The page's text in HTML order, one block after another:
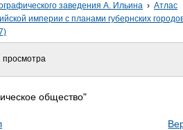
заведения А. Ильина › Атлас
империи с планами губернских
просмотра
общество"